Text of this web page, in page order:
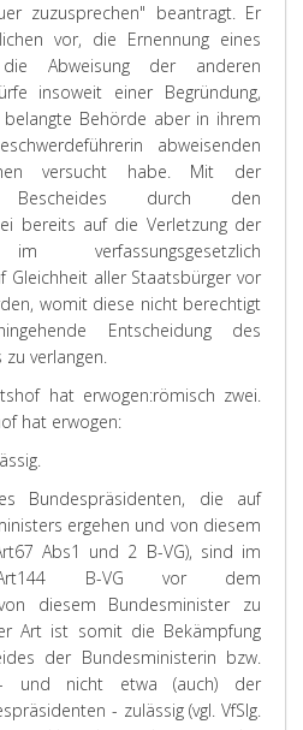
zuzusprechen" beantragt. Er
vor, die Ernennung eines
Abweisung der anderen
insoweit einer Begründung,
Behörde aber in ihrem
abweisenden
versucht habe. Mit der
Bescheides durch den
bereits auf die Verletzung der
im verfassungsgesetzlich
Gleichheit aller Staatsbürger vor
womit diese nicht berechtigt
Entscheidung des
verlangen.
hat erwogen:römisch zwei.
hat erwogen:
Bundespräsidenten, die auf
ergehen und von diesem
Abs1 und 2 B-VG), sind im
B-VG vor dem
diesem Bundesminister zu
Art ist somit die Bekämpfung
der Bundesministerin bzw.
- und nicht etwa (auch) der
- zulässig (vgl. VfSlg.